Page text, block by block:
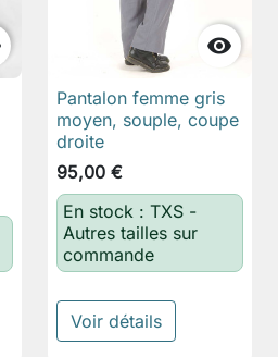

Pantalon femme gris
moyen, souple, coupe
droite
95,00 €
En stock : TXS -
Autres tailles sur
commande
Voir détails